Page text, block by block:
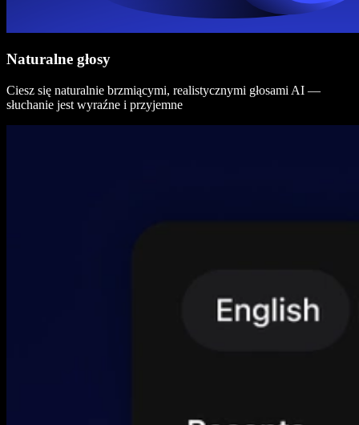
Naturalne głosy
Ciesz się naturalnie brzmiącymi, realistycznymi głosami AI —
słuchanie jest wyraźne i przyjemne